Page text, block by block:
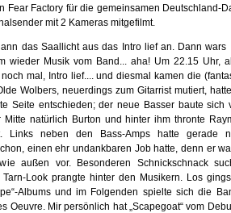
Factory für die gemeinsamen Deutschland-
mit 2 Kameras mitgefilmt.
das Saallicht aus das Intro lief an. Dann wars
wieder Musik vom Band... aha! Um 22.15 Uhr,
mal, Intro lief.... und diesmal kamen die
Wolbers, neuerdings zum Gitarrist mutiert,
Seite entschieden; der neue Basser baute sich
natürlich Burton und hinter ihm thronte
Links neben den Bass-Amps hatte gerade
einen ehr undankbaren Job hatte, denn er
außen vor. Besonderen Schnickschnack
Look prangte hinter den Musikern. Los
Albums und im Folgenden spielte sich die
Oeuvre. Mir persönlich hat „Scapegoat“ vom